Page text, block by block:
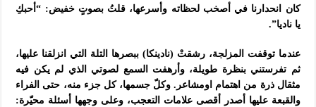
كان انحدارنا في أصخب لحظاته وأسرعها، قلتُ بصوتٍ خفيض: “أحبكِ
يا ناديا”.
عندما توقفت المزلجة، رشقتْ (نادينكا) ببصرها التلة التي انزلقنا عليها،
ثم تفرستني بنظرة طويلة، وأرهفت السمع لصوتي الذي لم يكن فيه
مثقال ذرة من اهتمام اومشاعر. وكلّ جسمها، كل جزء منه، حتى الفراء
والقبعة عليها أصدر أقصى علامات التعجب، وعلى وجهها أسئلة محيّرة: